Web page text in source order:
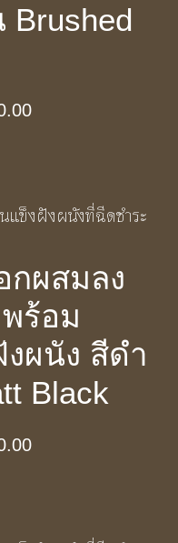
Current
กผสมลง
ร้อม
ผนัง สีดำ
Black
Current